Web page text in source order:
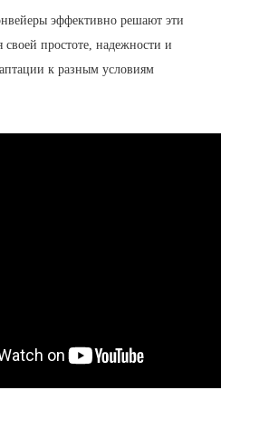
эффективно решают эти
своей простоте, надежности и
к разным условиям